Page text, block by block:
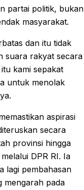
partai politik, bukan
masyarakat.
dan itu tidak
suara rakyat secara
kami sepakat
untuk menolak
aspirasi
secara
provinsi hingga
DPR RI. Ia
lagi pembahasan
mengarah pada